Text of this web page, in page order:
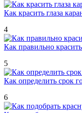
Как красить глаза
4
Как правильно
5
Как определить срок
6